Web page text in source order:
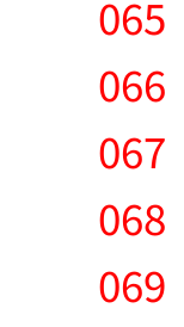
065
066
067
068
069